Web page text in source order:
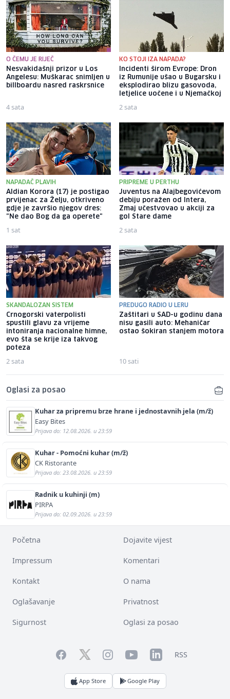
O ČEMU JE RIJEČ
Nesvakidašnji prizor u Los
Angelesu: Muškarac snimljen u
billboardu nasred raskrsnice
4 sata
KO STOJI IZA NAPADA?
Incidenti širom Evrope: Dron
iz Rumunije ušao u Bugarsku i
eksplodirao blizu gasovoda,
letjelice uočene i u Njemačkoj
2 sata
NAPADAČ PLAVIH
Aldian Korora (17) je postigao
prvijenac za Želju, otkriveno
gdje je završio njegov dres:
"Ne dao Bog da ga operete"
1 sat
PRIPREME U PERTHU
Juventus na Alajbegovićevom
debiju poražen od Intera,
Zmaj učestvovao u akciji za
gol Stare dame
2 sata
SKANDALOZAN SISTEM
Crnogorski vaterpolisti
spustili glavu za vrijeme
intoniranja nacionalne himne,
evo šta se krije iza takvog
poteza
2 sata
PREDUGO RADIO U LERU
Zaštitari u SAD-u godinu dana
nisu gasili auto: Mehaničar
ostao šokiran stanjem motora
10 sati
Oglasi za posao
Kuhar za pripremu brze hrane i jednostavnih jela (m/ž)
Easy Bites
Prijava do: 12.08.2026. u 23:59
Kuhar - Pomoćni kuhar (m/ž)
CK Ristorante
Prijava do: 23.08.2026. u 23:59
Radnik u kuhinji (m)
PIRPA
Prijava do: 02.09.2026. u 23:59
Početna Dojavite vijest
Impressum Komentari
Kontakt O nama
Oglašavanje Privatnost
Sigurnost Oglasi za posao
FacebookTwitterInstagramYouTubeLinkedInRSS
App Store Google Play